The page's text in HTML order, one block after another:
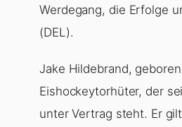
Werdegang, die Erfolge
(DEL).
Jake Hildebrand,
Eishockeytorhüter, der
unter Vertrag steht. Er